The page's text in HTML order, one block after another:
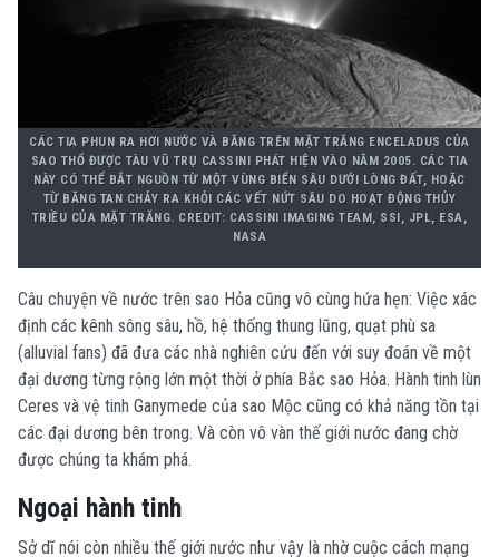
CÁC TIA PHUN RA HƠI NƯỚC VÀ BĂNG TRÊN MẶT TRĂNG ENCELADUS CỦA
SAO THỔ ĐƯỢC TÀU VŨ TRỤ CASSINI PHÁT HIỆN VÀO NĂM 2005. CÁC TIA
NÀY CÓ THỂ BẮT NGUỒN TỪ MỘT VÙNG BIỂN SÂU DƯỚI LÒNG ĐẤT, HOẶC
TỪ BĂNG TAN CHẢY RA KHỎI CÁC VẾT NỨT SÂU DO HOẠT ĐỘNG THỦY
TRIỀU CỦA MẶT TRĂNG. CREDIT: CASSINI IMAGING TEAM, SSI, JPL, ESA,
NASA
Câu chuyện về nước trên sao Hỏa cũng vô cùng hứa hẹn: Việc xác
định các kênh sông sâu, hồ, hệ thống thung lũng, quạt phù sa
(alluvial fans) đã đưa các nhà nghiên cứu đến với suy đoán về một
đại dương từng rộng lớn một thời ở phía Bắc sao Hỏa. Hành tinh lùn
Ceres và vệ tinh Ganymede của sao Mộc cũng có khả năng tồn tại
các đại dương bên trong. Và còn vô vàn thế giới nước đang chờ
được chúng ta khám phá.
Ngoại hành tinh
Sở dĩ nói còn nhiều thế giới nước như vậy là nhờ cuộc cách mạng